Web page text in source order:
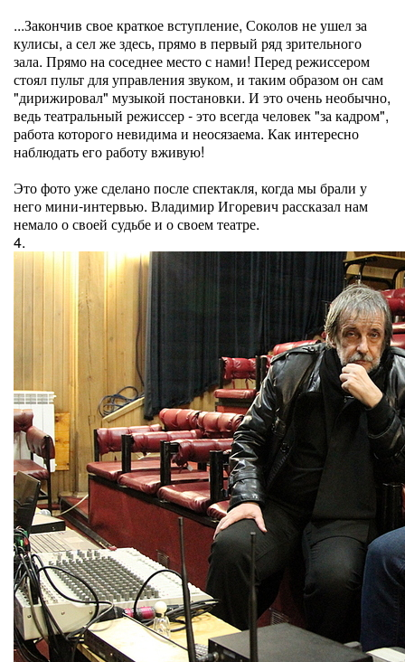
...Закончив свое краткое вступление, Соколов не ушел за
кулисы, а сел же здесь, прямо в первый ряд зрительного
зала. Прямо на соседнее место с нами! Перед режиссером
стоял пульт для управления звуком, и таким образом он сам
"дирижировал" музыкой постановки. И это очень необычно,
ведь театральный режиссер - это всегда человек "за кадром",
работа которого невидима и неосязаема. Как интересно
наблюдать его работу вживую!
Это фото уже сделано после спектакля, когда мы брали у
него мини-интервью. Владимир Игоревич рассказал нам
немало о своей судьбе и о своем театре.
4.